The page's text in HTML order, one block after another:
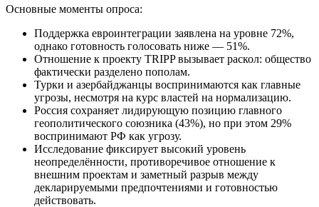
Основные моменты опроса:
Поддержка евроинтеграции заявлена на уровне 72%,
однако готовность голосовать ниже — 51%.
Отношение к проекту TRIPP вызывает раскол: общество
фактически разделено пополам.
Турки и азербайджанцы воспринимаются как главные
угрозы, несмотря на курс властей на нормализацию.
Россия сохраняет лидирующую позицию главного
геополитического союзника (43%), но при этом 29%
воспринимают РФ как угрозу.
Исследование фиксирует высокий уровень
неопределённости, противоречивое отношение к
внешним проектам и заметный разрыв между
декларируемыми предпочтениями и готовностью
действовать.